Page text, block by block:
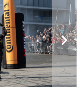
chevron_right